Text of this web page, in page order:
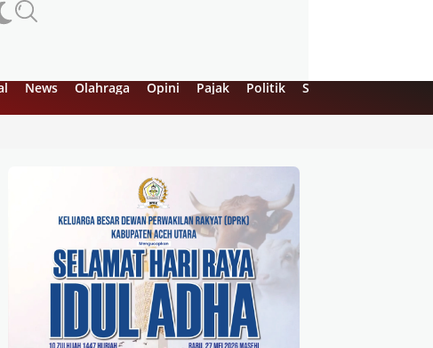
News Olahraga Opini Pajak Politik Sejarah